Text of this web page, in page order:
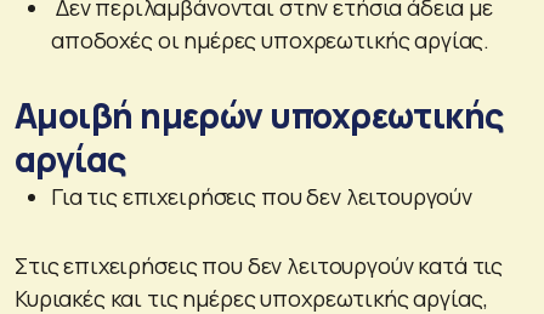
Δεν περιλαμβάνονται στην ετήσια άδεια με
αποδοχές οι ημέρες υποχρεωτικής αργίας.
Αμοιβή ημερών υποχρεωτικής
αργίας
Για τις επιχειρήσεις που δεν λειτουργούν
Στις επιχειρήσεις που δεν λειτουργούν κατά τις
Κυριακές και τις ημέρες υποχρεωτικής αργίας,